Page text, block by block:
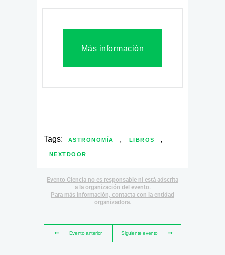
Más información
Tags: ASTRONOMÍA , LIBROS ,
NEXTDOOR
Evento Ciencia no es responsable ni está adscrita
a la organización del evento.
Para más información, contacta con la entidad
organizadora.
Evento anterior Siguiente evento